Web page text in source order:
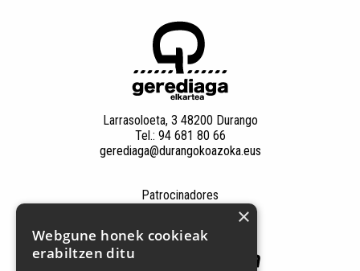
Larrasoloeta, 3 48200 Durango
Tel.: 94 681 80 66
gerediaga@durangokoazoka.eus
Patrocinadores
×
Webgune honek cookieak
erabiltzen ditu